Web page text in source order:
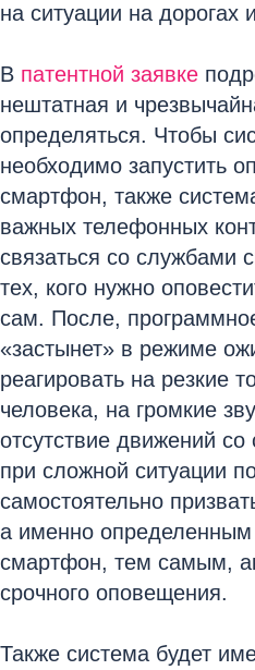
на ситуации на дорогах
В патентной заявке
нештатная и
определяться. Чтобы
необходимо запустить
смартфон, также
важных телефонных
связаться со службами
тех, кого нужно
сам. После,
«застынет» в режиме
реагировать на резкие
человека, на громкие
отсутствие движений
при сложной ситуации
самостоятельно
а именно определенным
смартфон, тем самым,
срочного оповещения.
Также система будет